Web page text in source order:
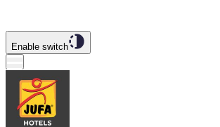
Enable switch